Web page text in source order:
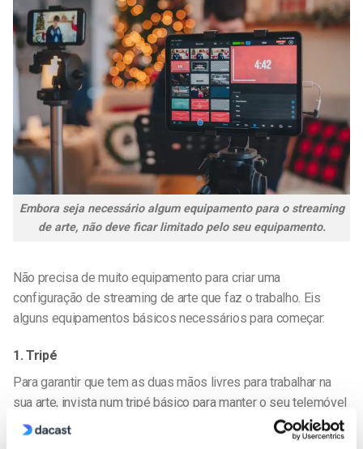
Embora seja necessário algum equipamento para o streaming
de arte, não deve ficar limitado pelo seu equipamento.
Não precisa de muito equipamento para criar uma
configuração de streaming de arte que faz o trabalho. Eis
alguns equipamentos básicos necessários para começar:
1. Tripé
Para garantir que tem as duas mãos livres para trabalhar na
sua arte, invista num tripé básico para manter o seu telemóvel
ou câmara estável.